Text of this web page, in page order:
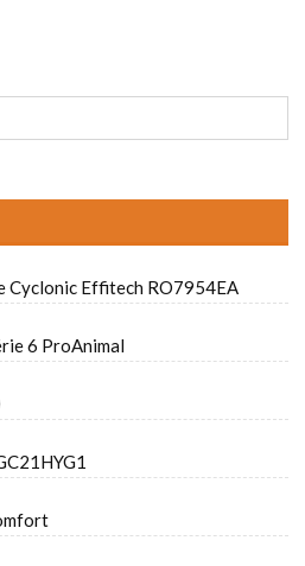
Cyclonic Effitech RO7954EA
6 ProAnimal